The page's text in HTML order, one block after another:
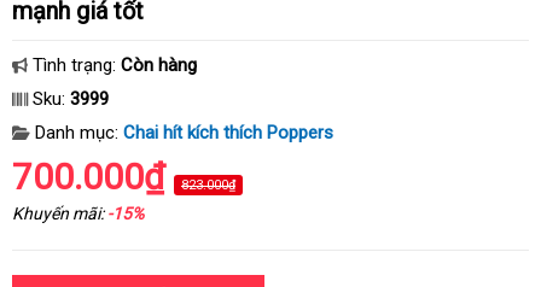
mạnh giá tốt
Tình trạng: Còn hàng
Sku: 3999
Danh mục: Chai hít kích thích Poppers
700.000₫ 823.000₫
Khuyến mãi:-15%